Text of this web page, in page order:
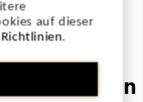
auf dieser
.